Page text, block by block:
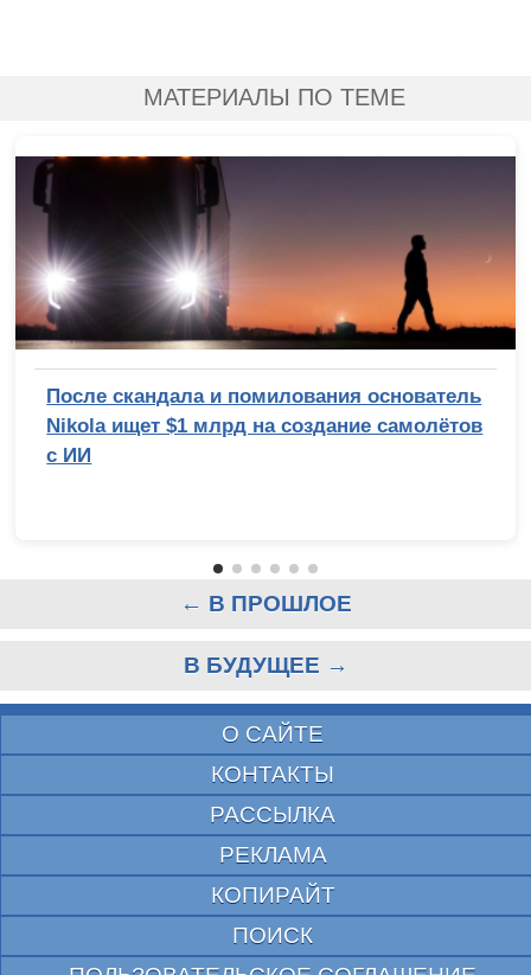
МАТЕРИАЛЫ ПО ТЕМЕ
После скандала и помилования основатель
Nikola ищет $1 млрд на создание самолётов
с ИИ
← В ПРОШЛОЕ
В БУДУЩЕЕ →
О САЙТЕ
КОНТАКТЫ
РАССЫЛКА
РЕКЛАМА
КОПИРАЙТ
ПОИСК